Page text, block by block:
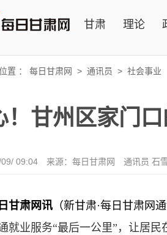
甘肃 理论
置 ： 每日甘肃网 > 通讯员 > 社会事业
！甘州区家门
09:04 来源：每日甘肃网 通讯员 石
甘肃网讯 （新甘肃·每日甘肃网
就业服务“最后一公里”，让居民